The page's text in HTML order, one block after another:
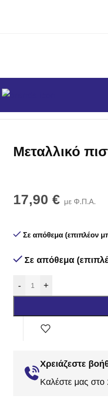
Μεταλλικό
17,90 € με Φ.Π.Α.
Σε απόθεμα (επιπλέον
Σε απόθεμα
- +
Χρειάζεστε
Καλέστε μας